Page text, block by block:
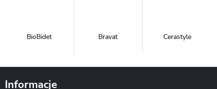
BioBidet Bravat Cerastyle
Informacje